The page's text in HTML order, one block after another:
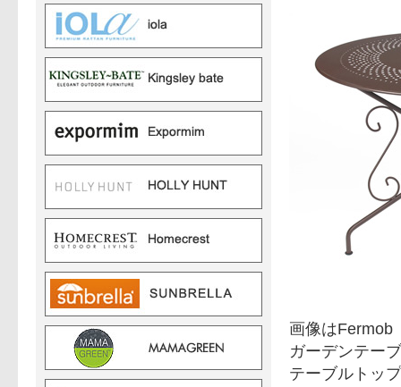
画像はFermob
ガーデンテー
テーブルトッ